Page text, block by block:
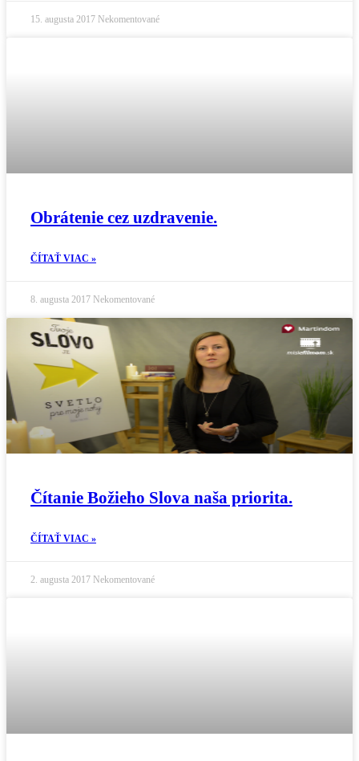
15. augusta 2017 Nekomentované
Obrátenie cez uzdravenie.
ČÍTAŤ VIAC »
8. augusta 2017 Nekomentované
Čítanie Božieho Slova naša priorita.
ČÍTAŤ VIAC »
2. augusta 2017 Nekomentované